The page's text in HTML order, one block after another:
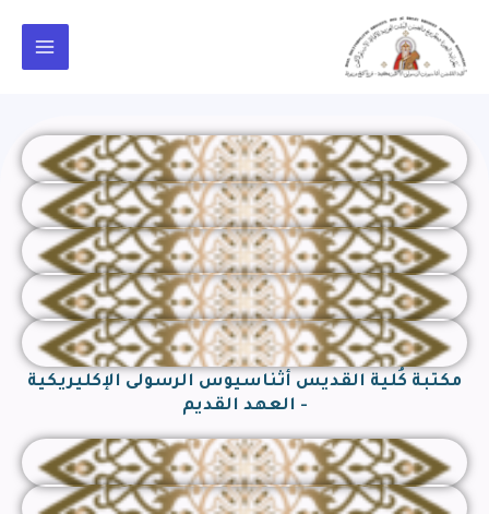
المحتوى
Main
Menu
مكتبة كُلية القديس أثناسيوس الرسولى الإكليريكية
- العهد القديم